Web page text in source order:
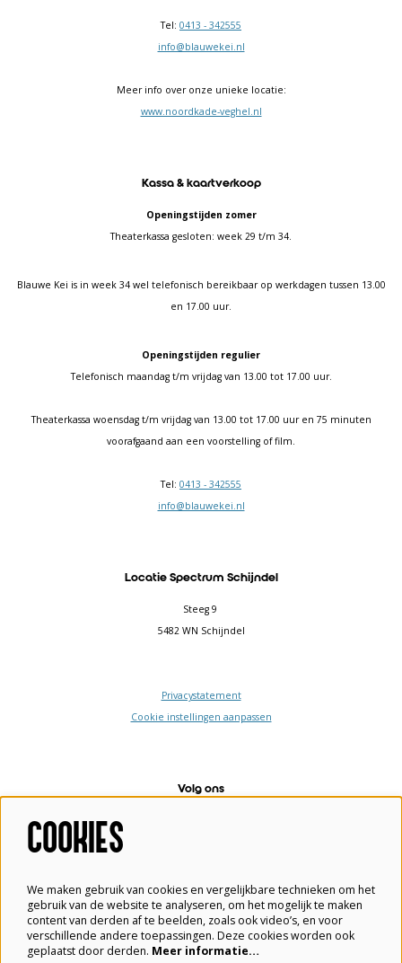
Tel: 0413 - 342555
info@blauwekei.nl
Meer info over onze unieke locatie:
www.noordkade-veghel.nl
Kassa & kaartverkoop
Openingstijden zomer
Theaterkassa gesloten: week 29 t/m 34.
Blauwe Kei is in week 34 wel telefonisch bereikbaar op werkdagen tussen 13.00
en 17.00 uur.
Openingstijden regulier
Telefonisch maandag t/m vrijdag van 13.00 tot 17.00 uur.
Theaterkassa woensdag t/m vrijdag van 13.00 tot 17.00 uur en 75 minuten
voorafgaand aan een voorstelling of film.
Tel: 0413 - 342555
info@blauwekei.nl
Locatie Spectrum Schijndel
Steeg 9
5482 WN Schijndel
Privacystatement
Cookie instellingen aanpassen
Volg ons
Aanmelden
COOKIES
We maken gebruik van cookies en vergelijkbare technieken om het
gebruik van de website te analyseren, om het mogelijk te maken
content van derden af te beelden, zoals ook video’s, en voor
verschillende andere toepassingen. Deze cookies worden ook
geplaatst door derden. Meer informatie…